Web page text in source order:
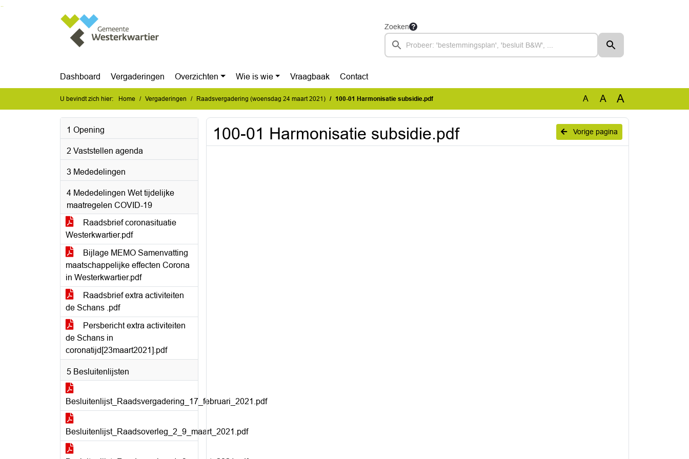
Zoeken
Dashboard Vergaderingen Overzichten Wie is wie Vraagbaak Contact
U bevindt zich hier: Home Vergaderingen Raadsvergadering (woensdag 24 maart 2021) 100-01 Harmonisatie subsidie.pdf A A A
1 Opening
2 Vaststellen agenda
3 Mededelingen
4 Mededelingen Wet tijdelijke
maatregelen COVID-19
Raadsbrief coronasituatie
Westerkwartier.pdf
Bijlage MEMO Samenvatting
maatschappelijke effecten Corona
in Westerkwartier.pdf
Raadsbrief extra activiteiten
de Schans .pdf
Persbericht extra activiteiten
de Schans in
coronatijd[23maart2021].pdf
5 Besluitenlijsten
Besluitenlijst_Raadsvergadering_17_februari_2021.pdf
Besluitenlijst_Raadsoverleg_2_9_maart_2021.pdf
Vorige pagina
100-01 Harmonisatie subsidie.pdf